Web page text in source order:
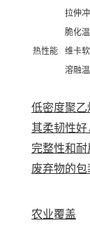
拉伸
热性能
脆化
维卡
溶融
低密度聚乙
其柔韧性
完整性和
废弃物的包
农业覆盖